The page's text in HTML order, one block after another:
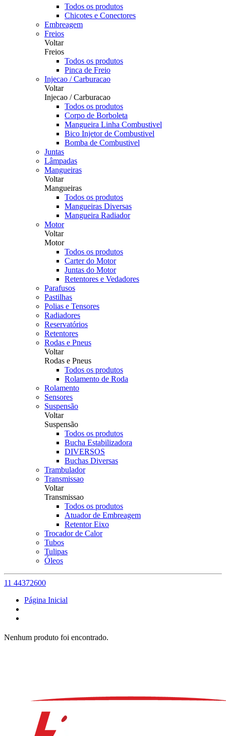
Todos os produtos
Chicotes e Conectores
Embreagem
Freios
Voltar
Freios
Todos os produtos
Pinca de Freio
Injecao / Carburacao
Voltar
Injecao / Carburacao
Todos os produtos
Corpo de Borboleta
Mangueira Linha Combustivel
Bico Injetor de Combustivel
Bomba de Combustivel
Juntas
Lâmpadas
Mangueiras
Voltar
Mangueiras
Todos os produtos
Mangueiras Diversas
Mangueira Radiador
Motor
Voltar
Motor
Todos os produtos
Carter do Motor
Juntas do Motor
Retentores e Vedadores
Parafusos
Pastilhas
Polias e Tensores
Radiadores
Reservatórios
Retentores
Rodas e Pneus
Voltar
Rodas e Pneus
Todos os produtos
Rolamento de Roda
Rolamento
Sensores
Suspensão
Voltar
Suspensão
Todos os produtos
Bucha Estabilizadora
DIVERSOS
Buchas Diversas
Trambulador
Transmissao
Voltar
Transmissao
Todos os produtos
Atuador de Embreagem
Retentor Eixo
Trocador de Calor
Tubos
Tulipas
Óleos
11 44372600
Página Inicial
Nenhum produto foi encontrado.